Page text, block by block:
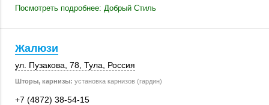
Посмотреть подробнее: Добрый Стиль
Жалюзи
ул. Пузакова, 78 Тула Россия
Шторы, карнизы: установка карнизов (гардин)
+7 (4872) 38-54-15